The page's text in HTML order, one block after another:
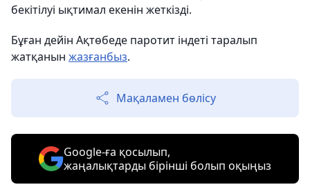
бекітілуі ықтимал екенін жеткізді.
Бұған дейін Ақтөбеде паротит індеті таралып
жатқанын жазғанбыз.
Мақаламен бөлісу
Google-ға қосылып,
жаңалықтарды бірінші болып оқыңыз